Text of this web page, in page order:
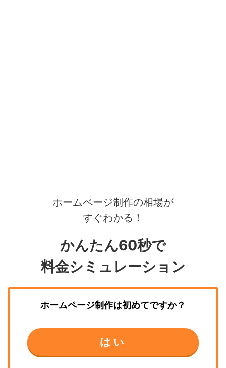
ホームページ制作の相場が
すぐわかる！
かんたん60秒で
料金シミュレーション
ホームページ制作は初めてですか？
はい